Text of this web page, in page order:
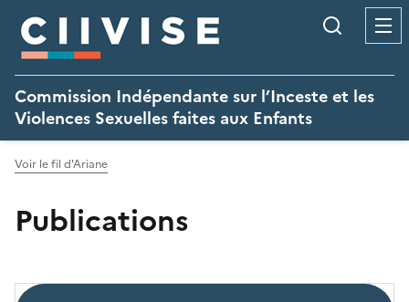
Commission Indépendante sur l’Inceste et les
Violences Sexuelles faites aux Enfants
Voir le fil d'Ariane
Publications